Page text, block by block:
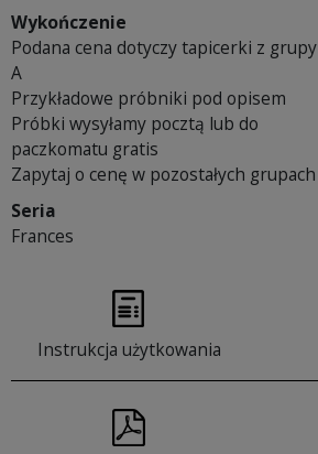
Wykończenie
Podana cena dotyczy tapicerki z grupy
A
Przykładowe próbniki pod opisem
Próbki wysyłamy pocztą lub do
paczkomatu gratis
Zapytaj o cenę w pozostałych grupach
Seria
Frances
Instrukcja użytkowania